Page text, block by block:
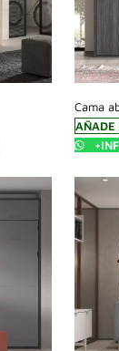
Cama
AÑADE